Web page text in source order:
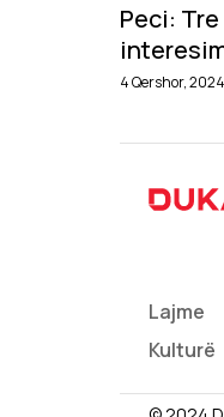
Peci:
të
4 Qershor,
Lajme
Kulturë